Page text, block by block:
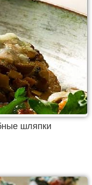
шляпки